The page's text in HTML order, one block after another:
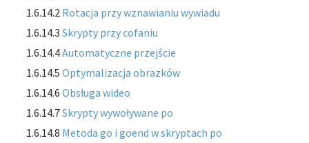
1.6.14.2 Rotacja przy wznawianiu wywiadu
1.6.14.3 Skrypty przy cofaniu
1.6.14.4Automatyczne przejście
1.6.14.5 Optymalizacja obrazków
1.6.14.6 Obsługa wideo
1.6.14.7Skrypty wywoływane po
1.6.14.8 Metoda go i goend w skryptach po